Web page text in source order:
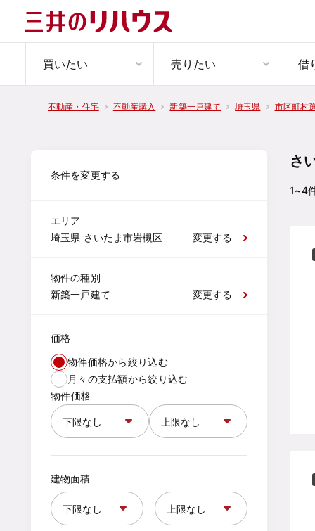
買いたい 売りたい 借
不動産・住宅 不動産購入 新築一戸建て 埼玉県 市区町村
条件を変更する
エリア
埼玉県 さいたま市岩槻区
変更する
物件の種別
新築一戸建て
変更する
価格
物件価格から絞り込む
月々の支払額から絞り込む
物件価格
建物面積
さ
1~4